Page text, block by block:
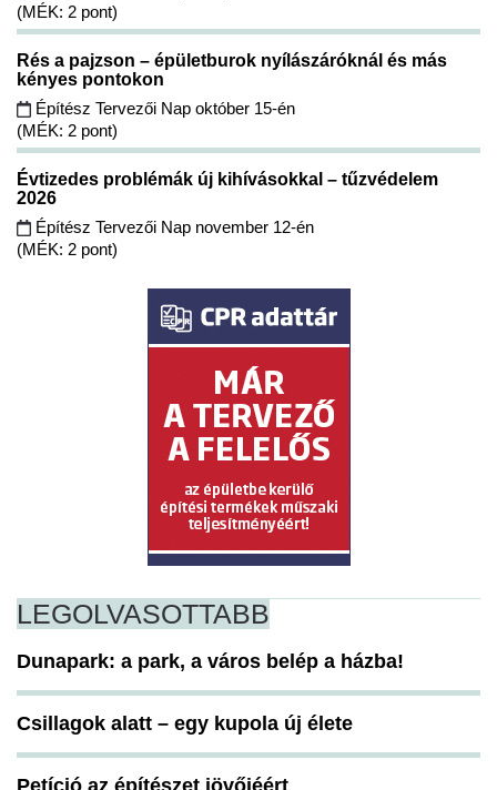
(MÉK: 2 pont)
Rés a pajzson – épületburok nyílászáróknál és más
kényes pontokon
Építész Tervezői Nap október 15-én
(MÉK: 2 pont)
Évtizedes problémák új kihívásokkal – tűzvédelem
2026
Építész Tervezői Nap november 12-én
(MÉK: 2 pont)
LEGOLVASOTTABB
Dunapark: a park, a város belép a házba!
Csillagok alatt – egy kupola új élete
Petíció az építészet jövőjéért